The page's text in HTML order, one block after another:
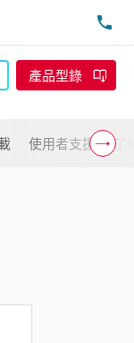
產品型錄
使用者支援 了